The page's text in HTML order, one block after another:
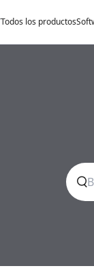
Todos los productos